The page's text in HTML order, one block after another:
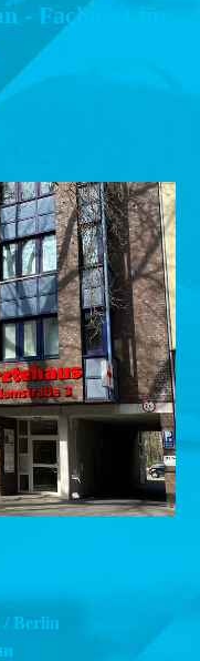
- Facharzt für
/ Berlin